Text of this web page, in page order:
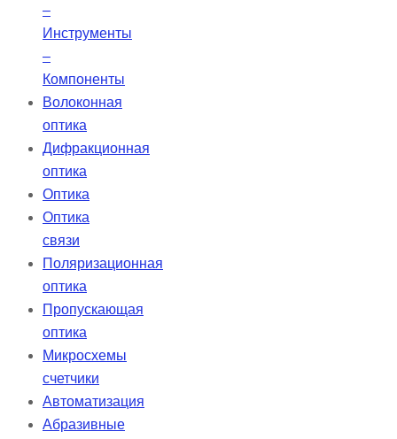
–
Инструменты
–
Компоненты
Волоконная
оптика
Дифракционная
оптика
Оптика
Оптика
связи
Поляризационная
оптика
Пропускающая
оптика
Микросхемы
счетчики
Автоматизация
Абразивные